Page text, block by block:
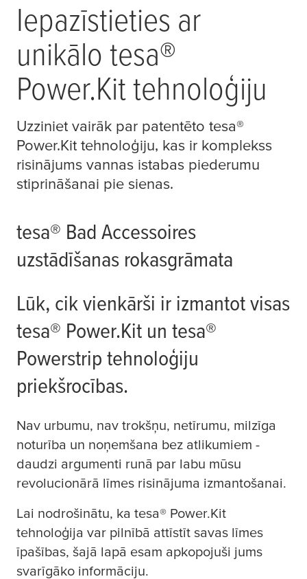
Iepazīstieties ar
unikālo tesa®
Power.Kit tehnoloģiju
Uzziniet vairāk par patentēto tesa®
Power.Kit tehnoloģiju, kas ir komplekss
risinājums vannas istabas piederumu
stiprināšanai pie sienas.
tesa® Bad Accessoires
uzstādīšanas rokasgrāmata
Lūk, cik vienkārši ir izmantot visas
tesa® Power.Kit un tesa®
Powerstrip tehnoloģiju
priekšrocības.
Nav urbumu, nav trokšņu, netīrumu, milzīga
noturība un noņemšana bez atlikumiem -
daudzi argumenti runā par labu mūsu
revolucionārā līmes risinājuma izmantošanai.
Lai nodrošinātu, ka tesa® Power.Kit
tehnoloģija var pilnībā attīstīt savas līmes
īpašības, šajā lapā esam apkopojuši jums
svarīgāko informāciju.